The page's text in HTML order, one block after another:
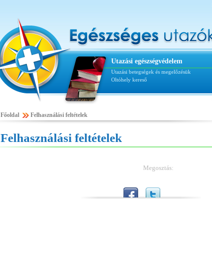
Utazási egészségvédelem
Utazási betegségek és megelőzésük
Oltóhely kereső
Főoldal Felhasználási feltételek
Felhasználási feltételek
Megosztás: